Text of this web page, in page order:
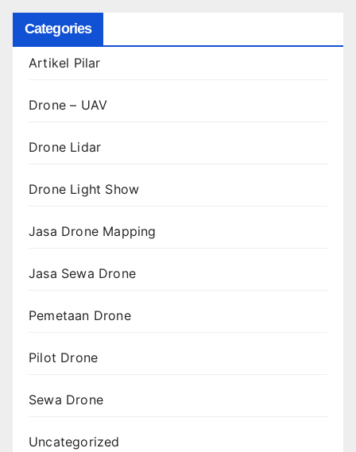
Categories
Artikel Pilar
Drone – UAV
Drone Lidar
Drone Light Show
Jasa Drone Mapping
Jasa Sewa Drone
Pemetaan Drone
Pilot Drone
Sewa Drone
Uncategorized